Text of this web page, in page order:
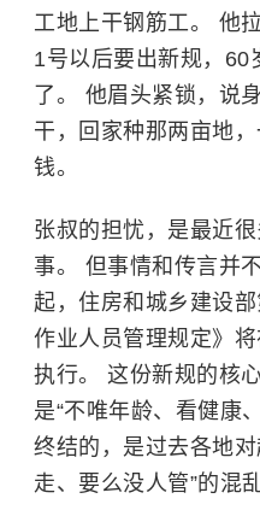
工地上干钢筋工。 他
1号以后要出新规，60
了。 他眉头紧锁，说
干，回家种那两亩地
钱。
张叔的担忧，是最近
事。 但事情和传言并
起，住房和城乡建设
作业人员管理规定》
执行。 这份新规的核
是“不唯年龄、看健康
终结的，是过去各地
走、要么没人管”的混